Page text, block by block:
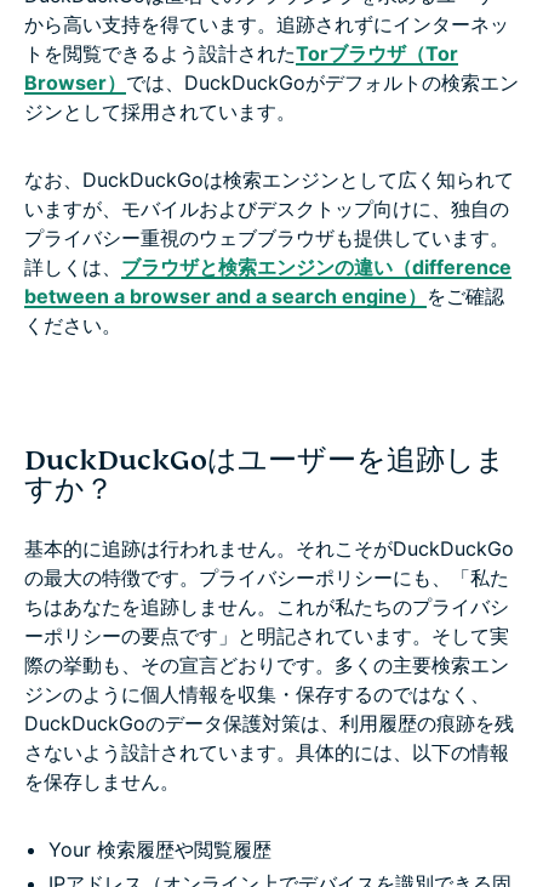
から高い支持を得ています。追跡されずにインターネッ
トを閲覧できるよう設計されたTorブラウザ（Tor
Browser） では、DuckDuckGoがデフォルトの検索エン
ジンとして採用されています。
なお、DuckDuckGoは検索エンジンとして広く知られて
いますが、モバイルおよびデスクトップ向けに、独自の
プライバシー重視のウェブブラウザも提供しています。
詳しくは、 ブラウザと検索エンジンの違い（difference
between a browser and a search engine） をご確認
ください。
DuckDuckGoはユーザーを追跡しま
すか？
基本的に追跡は行われません。それこそがDuckDuckGo
の最大の特徴です。プライバシーポリシーにも、「私た
ちはあなたを追跡しません。これが私たちのプライバシ
ーポリシーの要点です」と明記されています。そして実
際の挙動も、その宣言どおりです。多くの主要検索エン
ジンのように個人情報を収集・保存するのではなく、
DuckDuckGoのデータ保護対策は、利用履歴の痕跡を残
さないよう設計されています。具体的には、以下の情報
を保存しません。
Your 検索履歴や閲覧履歴